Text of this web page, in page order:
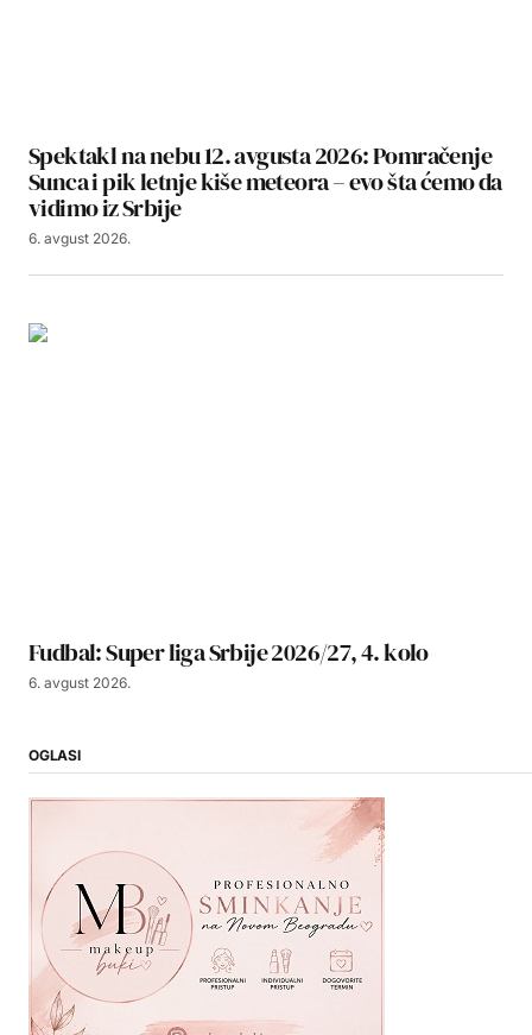
Spektakl na nebu 12. avgusta 2026: Pomračenje
Sunca i pik letnje kiše meteora – evo šta ćemo da
vidimo iz Srbije
6. avgust 2026.
Fudbal: Super liga Srbije 2026/27, 4. kolo
6. avgust 2026.
OGLASI